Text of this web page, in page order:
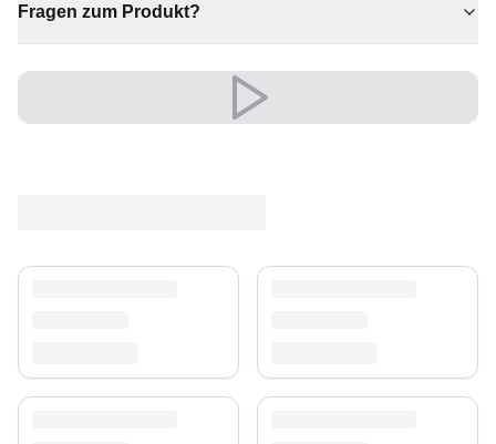
✔ Sorgt für Wärme und Komfort
Fragen zum Produkt?